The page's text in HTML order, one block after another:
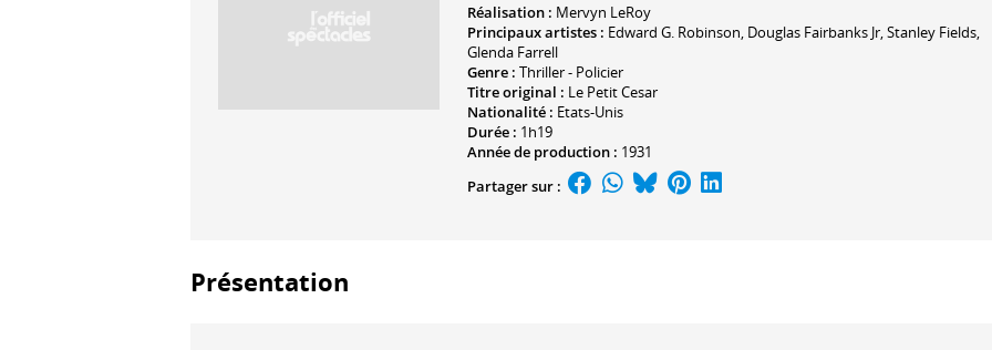
Réalisation : Mervyn LeRoy
Principaux artistes : Edward G. Robinson, Douglas Fairbanks Jr,Stanley Fields,
Glenda Farrell
Genre : Thriller - Policier
Titre original : Le Petit Cesar
Nationalité : Etats-Unis
Durée : 1h19
Année de production : 1931
Partager sur :
Présentation